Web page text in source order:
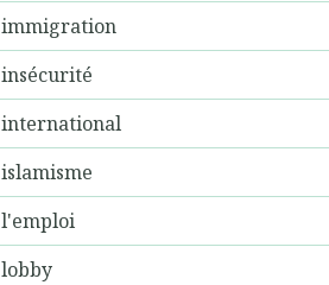
immigration
insécurité
international
islamisme
l'emploi
lobby